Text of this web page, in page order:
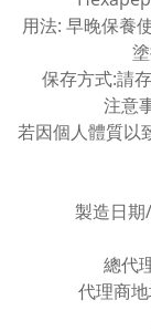
用法: 早晚保養
保存方式:請
注意
若因個人體質以
製造日期
總代
代理商